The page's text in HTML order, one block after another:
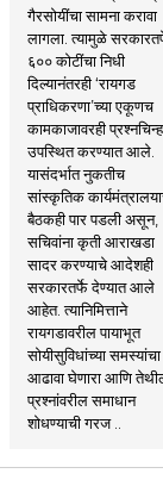
गैरसोयींचा सामना करावा
लागला. त्यामुळे
६०० कोटींचा निधी
दिल्यानंतरही ‘रायगड
प्राधिकरणा’च्या एकूणच
कामकाजावरही प्रश्नचिन्ह
उपस्थित करण्यात आले.
यासंदर्भात नुकतीच
सांस्कृतिक
बैठकही पार पडली असून,
सचिवांना कृती आराखडा
सादर करण्याचे आदेशही
सरकारतर्फे देण्यात आले
आहेत. त्यानिमित्ताने
रायगडावरील पायाभूत
सोयीसुविधांच्या समस्यांचा
आढावा घेणारा आणि
प्रश्नांवरील समाधान
शोधण्याची गरज ..